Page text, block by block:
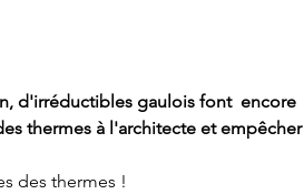
d'irréductibles gaulois font  encore
thermes à l'architecte et empêcher
des thermes !